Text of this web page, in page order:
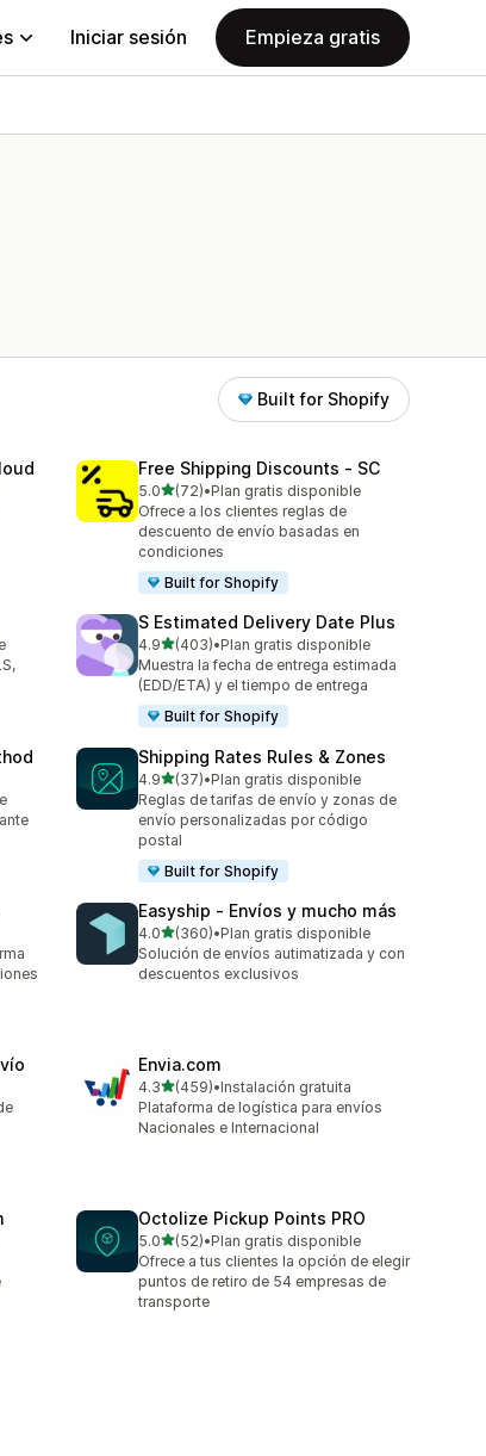
Iniciar sesión Empieza gratis
Built for Shopify
Free Shipping Discounts ‑ SC
5.0de 5 estrellas
(72)
72 reseñas en total
•Plan gratis disponible
Ofrece a los clientes reglas de
descuento de envío basadas en
condiciones
Built for Shopify
S Estimated Delivery Date Plus
4.9de 5 estrellas
(403)
403 reseñas en total
•Plan gratis disponible
Muestra la fecha de entrega estimada
(EDD/ETA) y el tiempo de entrega
Built for Shopify
Shipping Rates Rules & Zones
4.9de 5 estrellas
(37)
37 reseñas en total
•Plan gratis disponible
Reglas de tarifas de envío y zonas de
envío personalizadas por código
postal
Built for Shopify
Easyship ‑ Envíos y mucho más
4.0de 5 estrellas
(360)
360 reseñas en total
•Plan gratis disponible
Solución de envíos autimatizada y con
descuentos exclusivos
Envia.com
4.3de 5 estrellas
(459)
459 reseñas en total
•Instalación gratuita
Plataforma de logística para envíos
Nacionales e Internacional
Octolize Pickup Points PRO
5.0de 5 estrellas
(52)
52 reseñas en total
•Plan gratis disponible
Ofrece a tus clientes la opción de elegir
puntos de retiro de 54 empresas de
transporte